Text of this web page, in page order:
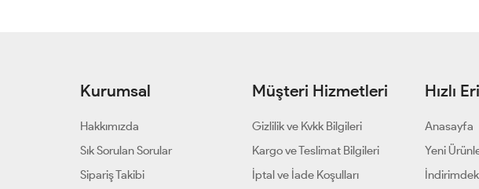
Kurumsal
Hakkımızda
Sık Sorulan Sorular
Sipariş Takibi
Müşteri Hizmetleri
Gizlilik ve Kvkk Bilgileri
Kargo ve Teslimat Bilgileri
İptal ve İade Koşulları
Hızlı
Anasayfa
Yeni